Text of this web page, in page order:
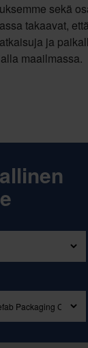
sekä
takaavat,
ja
maailmassa.